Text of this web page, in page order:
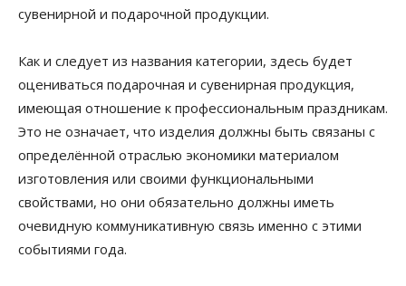
сувенирной и подарочной продукции.
Как и следует из названия категории, здесь будет
оцениваться подарочная и сувенирная продукция,
имеющая отношение к профессиональным праздникам.
Это не означает, что изделия должны быть связаны с
определённой отраслью экономики материалом
изготовления или своими функциональными
свойствами, но они обязательно должны иметь
очевидную коммуникативную связь именно с этими
событиями года.